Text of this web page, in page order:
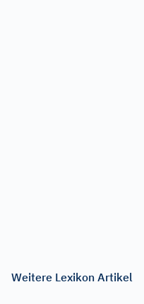
Weitere Lexikon Artikel